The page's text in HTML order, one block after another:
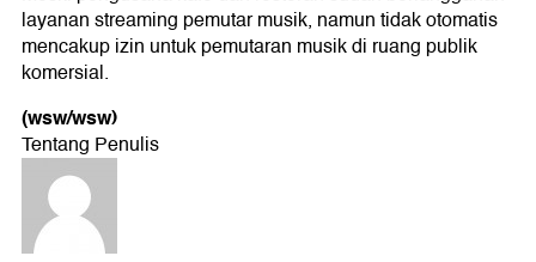
layanan streaming pemutar musik, namun tidak otomatis
mencakup izin untuk pemutaran musik di ruang publik
komersial.
(wsw/wsw)